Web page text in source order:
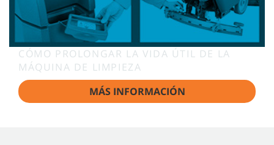
CÓMO PROLONGAR LA VIDA ÚTIL DE LA
MÁQUINA DE LIMPIEZA
MÁS INFORMACIÓN